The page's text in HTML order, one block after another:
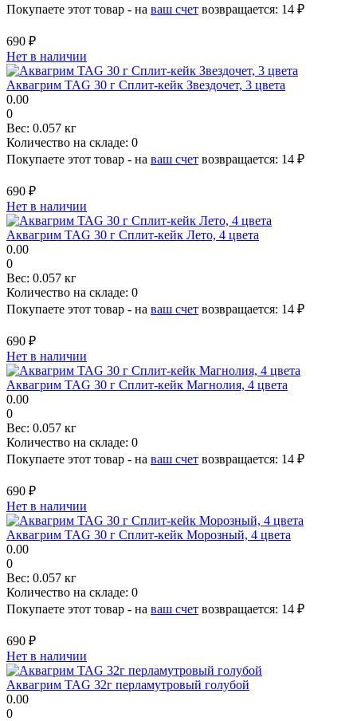
Покупаете этот товар - на ваш счет возвращается: 14 ₽
690 ₽
Нет в наличии
Аквагрим TAG 30 г Сплит-кейк Звездочет, 3 цвета
0.00
0
Вес: 0.057 кг
Количество на складе: 0
Покупаете этот товар - на ваш счет возвращается: 14 ₽
690 ₽
Нет в наличии
Аквагрим TAG 30 г Сплит-кейк Лето, 4 цвета
0.00
0
Вес: 0.057 кг
Количество на складе: 0
Покупаете этот товар - на ваш счет возвращается: 14 ₽
690 ₽
Нет в наличии
Аквагрим TAG 30 г Сплит-кейк Магнолия, 4 цвета
0.00
0
Вес: 0.057 кг
Количество на складе: 0
Покупаете этот товар - на ваш счет возвращается: 14 ₽
690 ₽
Нет в наличии
Аквагрим TAG 30 г Сплит-кейк Морозный, 4 цвета
0.00
0
Вес: 0.057 кг
Количество на складе: 0
Покупаете этот товар - на ваш счет возвращается: 14 ₽
690 ₽
Нет в наличии
Аквагрим TAG 32г перламутровый голубой
0.00
0